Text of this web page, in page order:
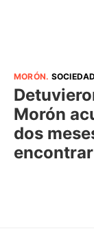
MORÓN. SOCIEDAD
Morón
dos